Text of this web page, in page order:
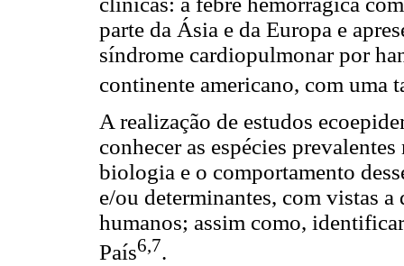
parte da Ásia e da Europa e
síndrome cardiopulmonar por
continente americano, com uma
A realização de estudos
conhecer as espécies
biologia e o comportamento
e/ou determinantes, com vistas
humanos; assim como,
País6,7.